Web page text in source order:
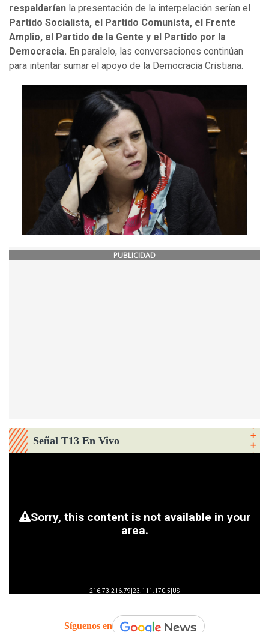
respaldarían la presentación de la interpelación serían el
Partido Socialista, el Partido Comunista, el Frente
Amplio, el Partido de la Gente y el Partido por la
Democracia. En paralelo, las conversaciones continúan
para intentar sumar el apoyo de la Democracia Cristiana.
PUBLICIDAD
Señal T13 En Vivo
Síguenos en